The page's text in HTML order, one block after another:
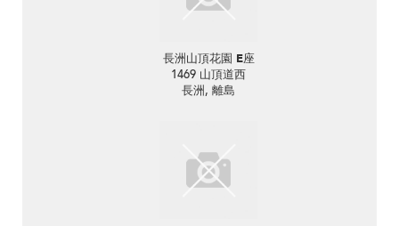
長洲山頂花園 E座
1469 山頂道西
長洲, 離島